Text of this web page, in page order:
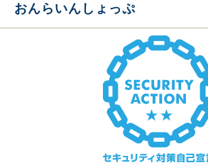
おんらいんしょっぷ